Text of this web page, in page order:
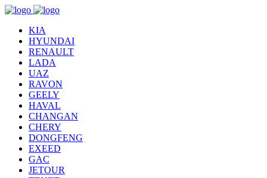
KIA
HYUNDAI
RENAULT
LADA
UAZ
RAVON
GEELY
HAVAL
CHANGAN
CHERY
DONGFENG
EXEED
GAC
JETOUR